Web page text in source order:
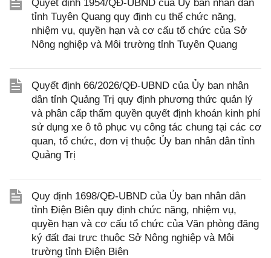
Quyết định 1954/QĐ-UBND của Ủy ban nhân dân
tỉnh Tuyên Quang quy định cụ thể chức năng,
nhiệm vụ, quyền hạn và cơ cấu tổ chức của Sở
Nông nghiệp và Môi trường tỉnh Tuyên Quang
Quyết định 66/2026/QĐ-UBND của Ủy ban nhân
dân tỉnh Quảng Trị quy định phương thức quản lý
và phân cấp thẩm quyền quyết định khoán kinh phí
sử dụng xe ô tô phục vụ công tác chung tại các cơ
quan, tổ chức, đơn vị thuộc Ủy ban nhân dân tỉnh
Quảng Trị
Quy định 1698/QĐ-UBND của Ủy ban nhân dân
tỉnh Điện Biên quy định chức năng, nhiệm vụ,
quyền hạn và cơ cấu tổ chức của Văn phòng đăng
ký đất đai trực thuộc Sở Nông nghiệp và Môi
trường tỉnh Điện Biên